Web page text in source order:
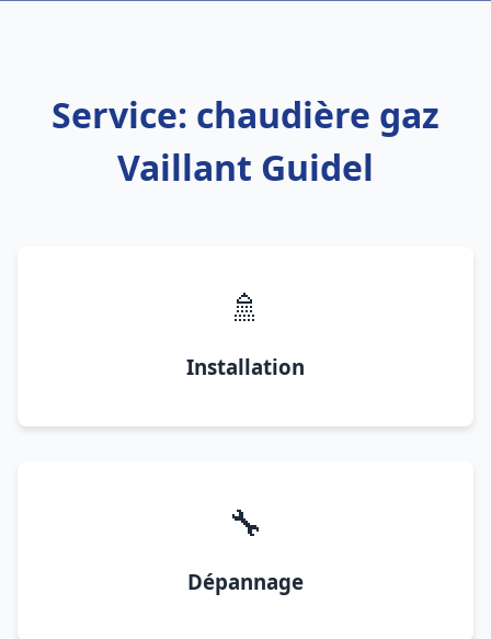
Service: chaudière gaz
Vaillant Guidel
🚿
Installation
🔧
Dépannage